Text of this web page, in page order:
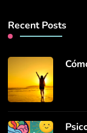
Recent Posts